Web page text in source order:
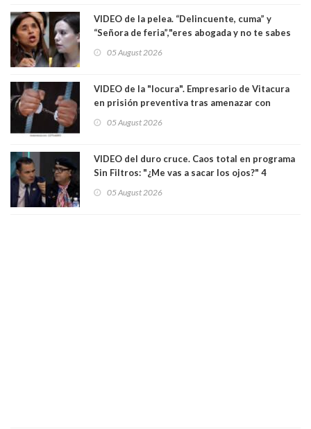
VIDEO de la pelea. “Delincuente, cuma” y
“Señora de feria”,"eres abogada y no te sabes
senadoras Camila Flores y Fabiola Campillai en
05 August 2026
VIDEO de la "locura". Empresario de Vitacura
en prisión preventiva tras amenazar con
Los persiguió en potente camioneta
05 August 2026
VIDEO del duro cruce. Caos total en programa
Sin Filtros: "¿Me vas a sacar los ojos?" 4
excarabinero que dejó ciego a Gustavo Gatica:
05 August 2026